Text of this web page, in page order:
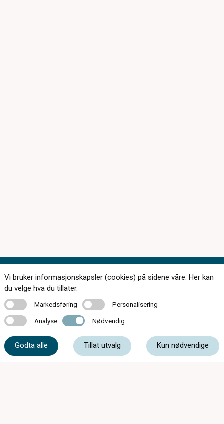
Kontakt oss
Vi bruker informasjonskapsler (cookies) på sidene våre. Her kan
du velge hva du tillater.
MarkedsføringMarkedsføring PersonaliseringPersonalisering
Analyse Analyse Nødvendig Nødvendig
Godta alle Tillat utvalg Kun nødvendige